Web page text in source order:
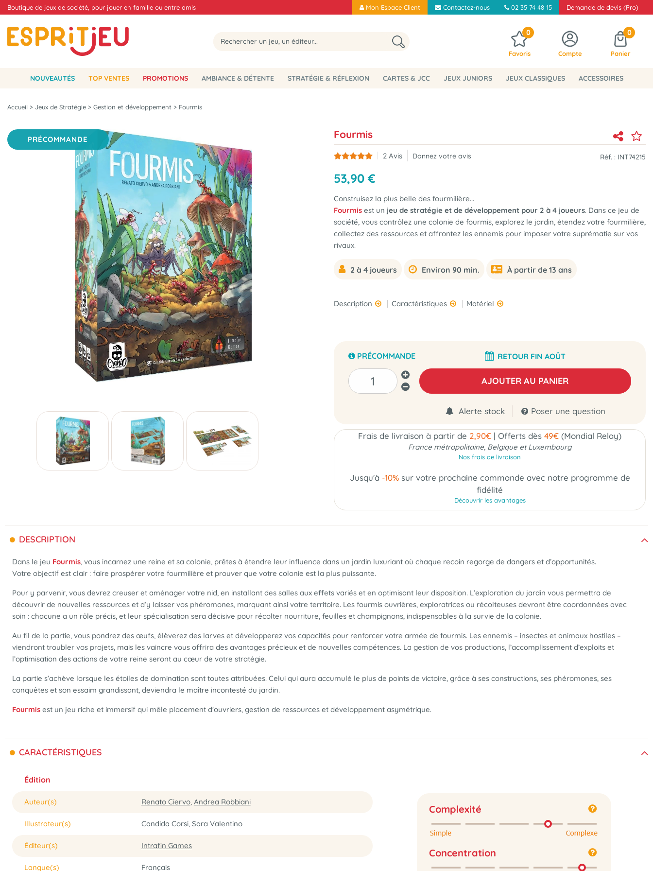
Boutique de jeux de société, pour jouer en famille ou entre amis Mon Espace Client Contactez-nous 02 35 74 48 15 Demande de devis (Pro)
0
Favoris Compte
0
Panier
NOUVEAUTÉS TOP VENTES PROMOTIONS AMBIANCE & DÉTENTE STRATÉGIE & RÉFLEXION CARTES & JCC JEUX JUNIORS JEUX CLASSIQUES ACCESSOIRES
Accueil > Jeux de Stratégie > Gestion et développement > Fourmis
PRÉCOMMANDE Fourmis
2 Avis Donnez votre avis Réf. : INT74215
53,90 €
Construisez la plus belle des fourmilière...
Fourmis est un jeu de stratégie et de développement pour 2 à 4 joueurs. Dans ce jeu de
société, vous contrôlez une colonie de fourmis, explorez le jardin, étendez votre fourmilière,
collectez des ressources et affrontez les ennemis pour imposer votre suprématie sur vos
rivaux.
2 à 4 joueurs Environ 90 min. À partir de 13 ans
Description Caractéristiques Matériel
PRÉCOMMANDE RETOUR FIN AOÛT
AJOUTER AU PANIER
Alerte stock Poser une question
Frais de livraison à partir de 2,90€ | Offerts dès 49€ (Mondial Relay)
France métropolitaine, Belgique et Luxembourg
Nos frais de livraison
Jusqu'à -10%sur votre prochaine commande avec notre programme de
fidélité
Découvrir les avantages
DESCRIPTION
Dans le jeu Fourmis, vous incarnez une reine et sa colonie, prêtes à étendre leur influence dans un jardin luxuriant où chaque recoin regorge de dangers et d’opportunités.
Votre objectif est clair : faire prospérer votre fourmilière et prouver que votre colonie est la plus puissante.
Pour y parvenir, vous devrez creuser et aménager votre nid, en installant des salles aux effets variés et en optimisant leur disposition. L’exploration du jardin vous permettra de
découvrir de nouvelles ressources et d’y laisser vos phéromones, marquant ainsi votre territoire. Les fourmis ouvrières, exploratrices ou récolteuses devront être coordonnées avec
soin : chacune a un rôle précis, et leur spécialisation sera décisive pour récolter nourriture, feuilles et champignons, indispensables à la survie de la colonie.
Au fil de la partie, vous pondrez des œufs, élèverez des larves et développerez vos capacités pour renforcer votre armée de fourmis. Les ennemis – insectes et animaux hostiles –
viendront troubler vos projets, mais les vaincre vous offrira des avantages précieux et de nouvelles compétences. La gestion de vos productions, l’accomplissement d’exploits et
l’optimisation des actions de votre reine seront au cœur de votre stratégie.
La partie s’achève lorsque les étoiles de domination sont toutes attribuées. Celui qui aura accumulé le plus de points de victoire, grâce à ses constructions, ses phéromones, ses
conquêtes et son essaim grandissant, deviendra le maître incontesté du jardin.
Fourmis est un jeu riche et immersif qui mêle placement d'ouvriers, gestion de ressources et développement asymétrique.
CARACTÉRISTIQUES
Édition
Auteur(s) Renato Ciervo, Andrea Robbiani
Illustrateur(s) Candida Corsi, Sara Valentino
Éditeur(s) Intrafin Games
Langue(s) Français
Complexité
Concentration